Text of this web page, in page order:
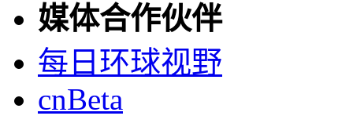
媒体合作伙伴
每日环球视野
cnBeta